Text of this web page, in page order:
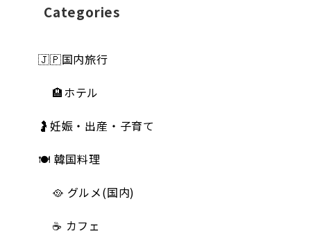
Categories
🇯🇵国内旅行
🏨ホテル
🤰妊娠・出産・子育て
🍽 韓国料理
🥘 グルメ(国内)
☕️ カフェ